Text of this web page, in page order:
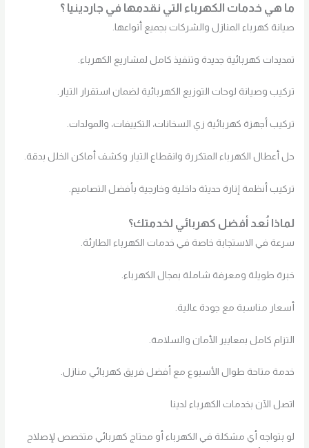
ما هي خدمات الكهرباء التي نقدمها في جاردينيا ؟
صيانة كهرباء المنازل والشركات بجميع أنواعها.
تمديدات كهربائية جديدة وتنفيذ كامل لمشاريع الكهرباء.
تركيب وصيانة لوحات التوزيع الكهربائية لضمان استقرار التيار.
تركيب أجهزة كهربائية زي السخانات، التكييفات، والمولدات.
حل أعطال الكهرباء المتكررة وانقطاع التيار وكشف أماكن الخلل بدقة.
تركيب أنظمة إنارة حديثة داخلية وخارجية بأفضل التصاميم.
لماذا نُعد أفضل كهربائي لخدمتك؟
سرعة في الاستجابة خاصة في خدمات الكهرباء الطارئة.
خبرة طويلة ومعرفة شاملة بمجال الكهرباء.
أسعار مناسبة مع جودة عالية.
التزام كامل بمعايير الأمان والسلامة.
خدمة متاحة طوال الأسبوع مع أفضل فريق كهربائي منازل.
اتصل الآن بخدمات الكهرباء لدينا
لو بتواجه أي مشكلة في الكهرباء أو محتاج كهربائي متخصص لإصلاح